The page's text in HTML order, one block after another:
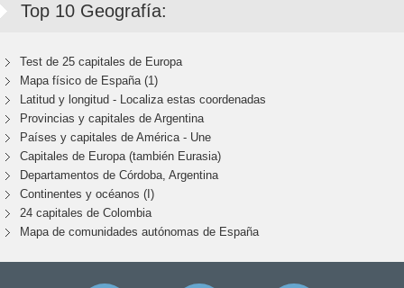
Top 10 Geografía:
Test de 25 capitales de Europa
Mapa físico de España (1)
Latitud y longitud - Localiza estas coordenadas
Provincias y capitales de Argentina
Países y capitales de América - Une
Capitales de Europa (también Eurasia)
Departamentos de Córdoba, Argentina
Continentes y océanos (I)
24 capitales de Colombia
Mapa de comunidades autónomas de España